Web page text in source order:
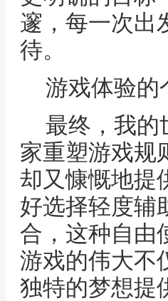
邃，每一次出
待。
游戏体验的
最终，我的
家重塑游戏规
却又慷慨地提
好选择轻度辅
合，这种自由
游戏的伟大不
独特的梦想提